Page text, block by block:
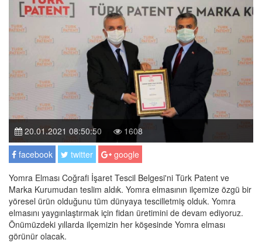
20.01.2021 08:50:50
1608
facebook
twitter
google
Yomra Elması Coğrafi İşaret Tescil Belgesi'ni Türk Patent ve
Marka Kurumudan teslim aldık. Yomra elmasının ilçemize özgü bir
yöresel ürün olduğunu tüm dünyaya tescilletmiş olduk. Yomra
elmasını yaygınlaştırmak için fidan üretimini de devam ediyoruz.
Önümüzdeki yıllarda ilçemizin her köşesinde Yomra elması
görünür olacak.